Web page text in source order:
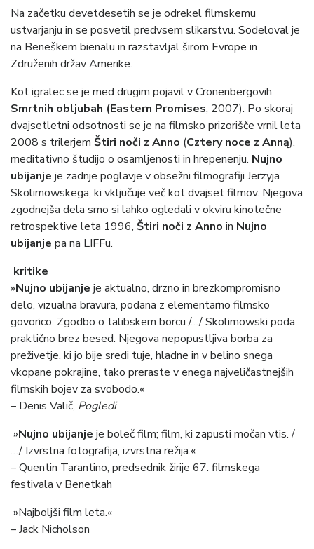
Na začetku devetdesetih se je odrekel filmskemu
ustvarjanju in se posvetil predvsem slikarstvu. Sodeloval je
na Beneškem bienalu in razstavljal širom Evrope in
Združenih držav Amerike.
Kot igralec se je med drugim pojavil v Cronenbergovih
Smrtnih obljubah (Eastern Promises, 2007). Po skoraj
dvajsetletni odsotnosti se je na filmsko prizorišče vrnil leta
2008 s trilerjem Štiri noči z Anno (Cztery noce z Anną),
meditativno študijo o osamljenosti in hrepenenju. Nujno
ubijanje je zadnje poglavje v obsežni filmografiji Jerzyja
Skolimowskega, ki vključuje več kot dvajset filmov. Njegova
zgodnejša dela smo si lahko ogledali v okviru kinotečne
retrospektive leta 1996, Štiri noči z Anno in Nujno
ubijanje pa na LIFFu.
kritike
»Nujno ubijanje je aktualno, drzno in brezkompromisno
delo, vizualna bravura, podana z elementarno filmsko
govorico. Zgodbo o talibskem borcu /…/ Skolimowski poda
praktično brez besed. Njegova nepopustljiva borba za
preživetje, ki jo bije sredi tuje, hladne in v belino snega
vkopane pokrajine, tako preraste v enega najveličastnejših
filmskih bojev za svobodo.«
– Denis Valič, Pogledi
»Nujno ubijanje je boleč film; film, ki zapusti močan vtis. /
…/ Izvrstna fotografija, izvrstna režija.«
– Quentin Tarantino, predsednik žirije 67. filmskega
festivala v Benetkah
»Najboljši film leta.«
– Jack Nicholson